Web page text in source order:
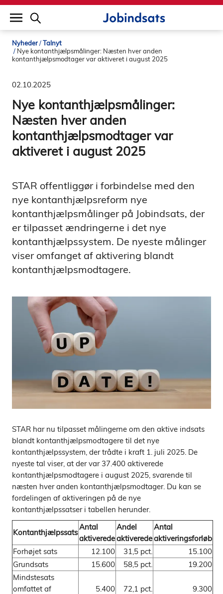
builddate: 2026-02-02 16:12:57
Nyheder
Talnyt
Nye kontanthjælpsmålinger: Næsten hver anden
kontanthjælpsmodtager var aktiveret i august 2025
02.10.2025
Nye kontanthjælpsmålinger:
Næsten hver anden
kontanthjælpsmodtager var
aktiveret i august 2025
STAR offentliggør i forbindelse med den
nye kontanthjælpsreform nye
kontanthjælpsmålinger på Jobindsats, der
er tilpasset ændringerne i det nye
kontanthjælpssystem. De nyeste målinger
viser omfanget af aktivering blandt
kontanthjælpsmodtagere.
STAR har nu tilpasset målingerne om den aktive indsats
blandt kontanthjælpsmodtagere til det nye
kontanthjælpssystem, der trådte i kraft 1. juli 2025. De
nyeste tal viser, at der var 37.400 aktiverede
kontanthjælpsmodtagere i august 2025, svarende til
næsten hver anden kontanthjælpsmodtager. Du kan se
fordelingen af aktiveringen på de nye
kontanthjælpssatser i tabellen herunder.
Kontanthjælpssats
Antal
aktiverede
Andel
aktiverede
Antal
aktiveringsforløb
Forhøjet sats
12.100 31,5 pct.
15.100
Grundsats
15.600 58,5 pct.
19.200
Mindstesats
omfattet af
5.400 72,1 pct. 9.300